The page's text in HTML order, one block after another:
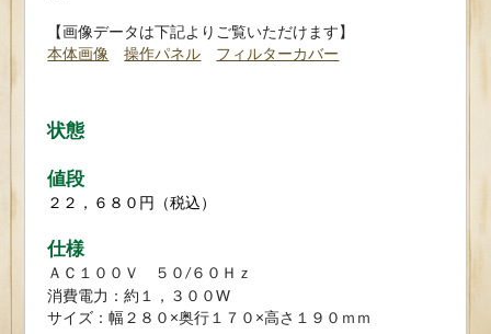
【画像データは下記よりご覧いただけます】
本体画像
操作パネル フィルターカバー
状態
値段
２２，６８０円（税込）
仕様
ＡＣ１００Ｖ ５０/６０Ｈｚ
消費電力：約１，３００W
サイズ：幅２８０×奥行１７０×高さ１９０ｍｍ